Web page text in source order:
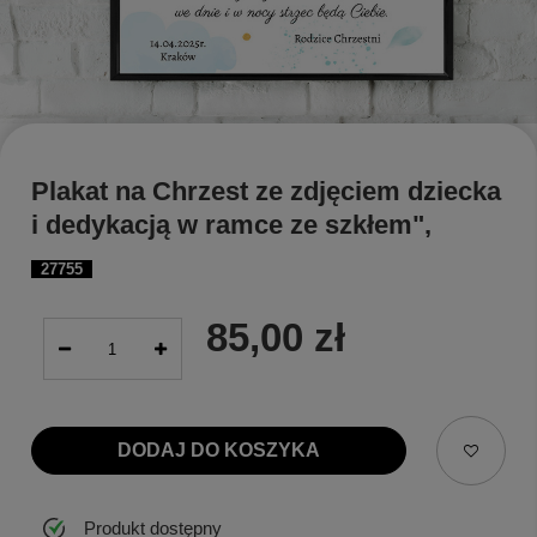
27755
Plakat na Chrzest ze zdjęciem dziecka
i dedykacją w ramce ze szkłem",
85,00 zł
DODAJ DO KOSZYKA
Produkt dostępny